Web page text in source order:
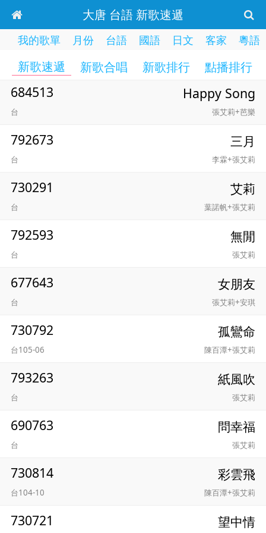
大唐 台語 新歌速遞
我的歌單 月份 台語 國語 日文 客家 粵語
新歌速遞 新歌合唱 新歌排行 點播排行
684513 Happy Song
台 張艾莉+芭樂
792673 三月
台 李霖+張艾莉
730291 艾莉
台 葉諾帆+張艾莉
792593 無閒
台 張艾莉
677643 女朋友
台 張艾莉+安琪
730792 孤鸞命
台105-06 陳百潭+張艾莉
793263 紙風吹
台 張艾莉
690763 問幸福
台 張艾莉
730814 彩雲飛
台104-10 陳百潭+張艾莉
730721 望中情